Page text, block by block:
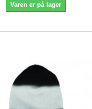
Varen er på lager